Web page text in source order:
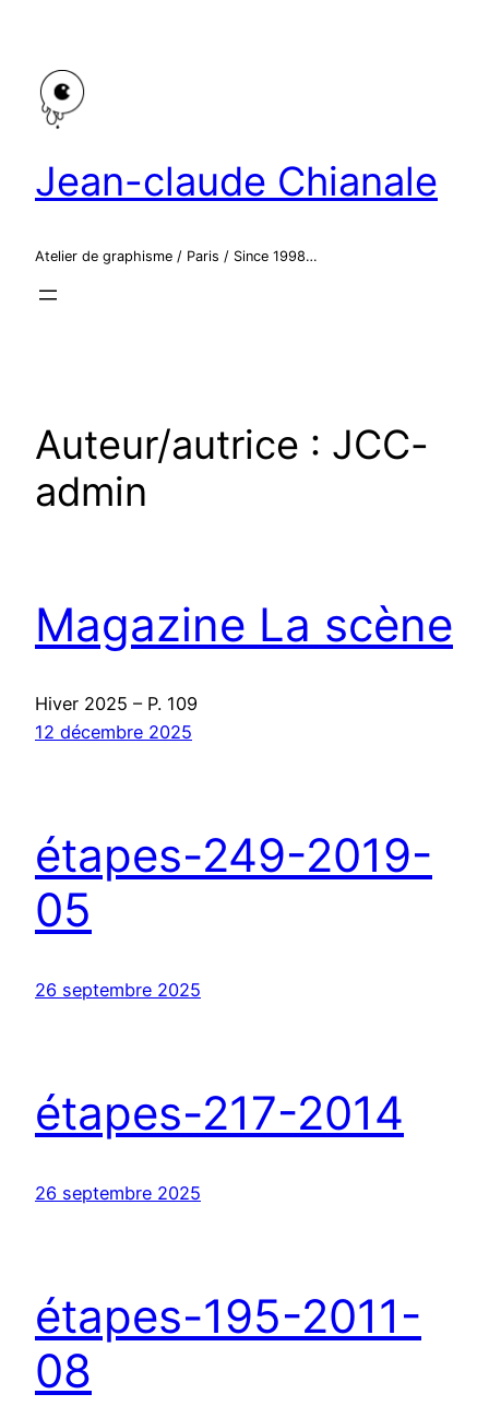
contenu
Jean-claude Chianale
Atelier de graphisme / Paris / Since 1998…
Auteur/autrice : JCC-
admin
Magazine La scène
Hiver 2025 – P. 109
12 décembre 2025
étapes-249-2019-
05
26 septembre 2025
étapes-217-2014
26 septembre 2025
étapes-195-2011-
08